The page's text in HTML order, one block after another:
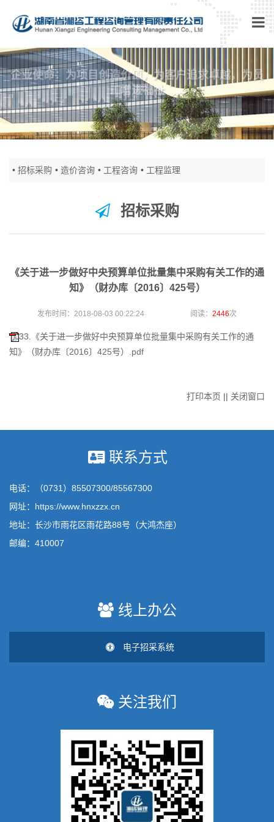
企业使命：为项目创造价值，为客户追求卓越，为员
工增进福祉
招标采购 造价咨询 工程咨询 工程监理
招标采购
《关于进一步做好中央预算单位批量集中采购有关工作的通
知》（财办库〔2016〕425号）
发布时间：2018-08-03 00:22:24 阅读： 2446次
33.《关于进一步做好中央预算单位批量集中采购有关工作的通
知》（财办库〔2016〕425号）.pdf
打印本页 || 关闭窗口
联系方式
电话：（0731）85507300/85567300
网址：https://www.hnxzzx.cn
地址：长沙市雨花区雨花路88号（大鸿杰座）
邮编：410007
线上办公
电子招采系统
关注我们